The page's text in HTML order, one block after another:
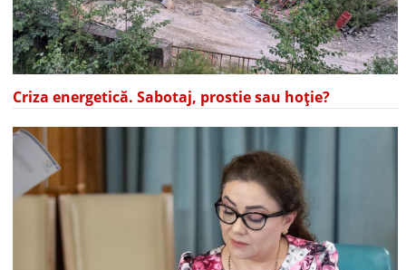
Criza energetică. Sabotaj, prostie sau hoție?